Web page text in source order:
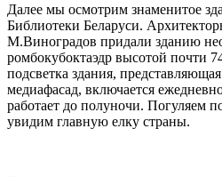
Далее мы осмотрим знаменитое
Библиотеки Беларуси.
М.Виноградов придали зданию
ромбокубоктаэдр высотой почти
подсветка здания,
медиафасад, включается
работает до полуночи. Погуляем
увидим главную елку страны.